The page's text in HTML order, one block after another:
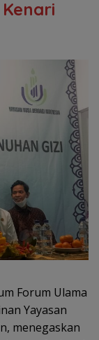
Forum Ulama
Yayasan
menegaskan